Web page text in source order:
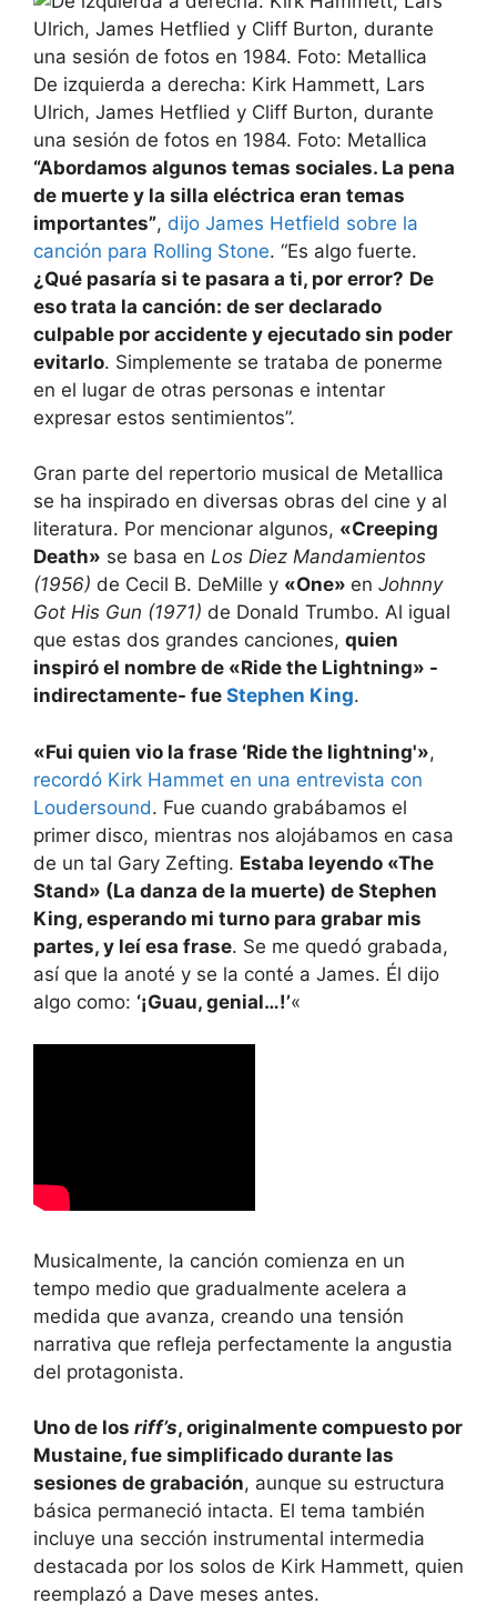
De izquierda a derecha: Kirk Hammett, Lars
Ulrich, James Hetflied y Cliff Burton, durante
una sesión de fotos en 1984. Foto: Metallica
“Abordamos algunos temas sociales. La pena
de muerte y la silla eléctrica eran temas
importantes”, dijo James Hetfield sobre la
canción para Rolling Stone. “Es algo fuerte.
¿Qué pasaría si te pasara a ti, por error? De
eso trata la canción: de ser declarado
culpable por accidente y ejecutado sin poder
evitarlo. Simplemente se trataba de ponerme
en el lugar de otras personas e intentar
expresar estos sentimientos”.
Gran parte del repertorio musical de Metallica
se ha inspirado en diversas obras del cine y al
literatura. Por mencionar algunos, «Creeping
Death» se basa en Los Diez Mandamientos
(1956) de Cecil B. DeMille y «One» en Johnny
Got His Gun (1971) de Donald Trumbo. Al igual
que estas dos grandes canciones, quien
inspiró el nombre de «Ride the Lightning» -
indirectamente- fue Stephen King.
«Fui quien vio la frase ‘Ride the lightning'»,
recordó Kirk Hammet en una entrevista con
Loudersound. Fue cuando grabábamos el
primer disco, mientras nos alojábamos en casa
de un tal Gary Zefting. Estaba leyendo «The
Stand» (La danza de la muerte) de Stephen
King, esperando mi turno para grabar mis
partes, y leí esa frase. Se me quedó grabada,
así que la anoté y se la conté a James. Él dijo
algo como: ‘¡Guau, genial…!’«
Musicalmente, la canción comienza en un
tempo medio que gradualmente acelera a
medida que avanza, creando una tensión
narrativa que refleja perfectamente la angustia
del protagonista.
Uno de los riff’s, originalmente compuesto por
Mustaine, fue simplificado durante las
sesiones de grabación, aunque su estructura
básica permaneció intacta. El tema también
incluye una sección instrumental intermedia
destacada por los solos de Kirk Hammett, quien
reemplazó a Dave meses antes.